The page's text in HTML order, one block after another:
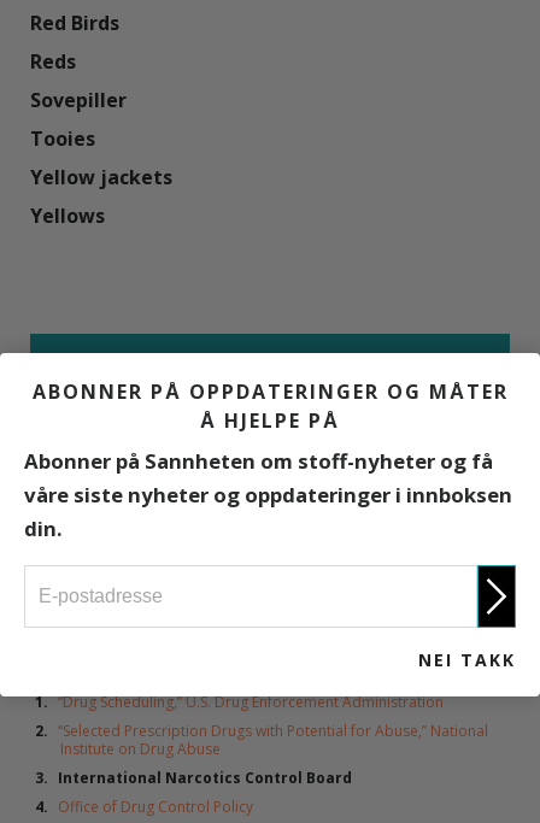
Red Birds
Reds
Sovepiller
Tooies
Yellow jackets
Yellows
Hvor mye vet du egentlig om misbruk
av reseptpliktige legemidler?
Ta testen
“Drug Scheduling,” U.S. Drug Enforcement Administration
“Selected Prescription Drugs with Potential for Abuse,” National
Institute on Drug Abuse
International Narcotics Control Board
Office of Drug Control Policy
ABONNER PÅ OPPDATERINGER OG MÅTER
Å HJELPE PÅ
Abonner på Sannheten om stoff-nyheter og få
våre siste nyheter og oppdateringer i innboksen
din.
NEI TAKK